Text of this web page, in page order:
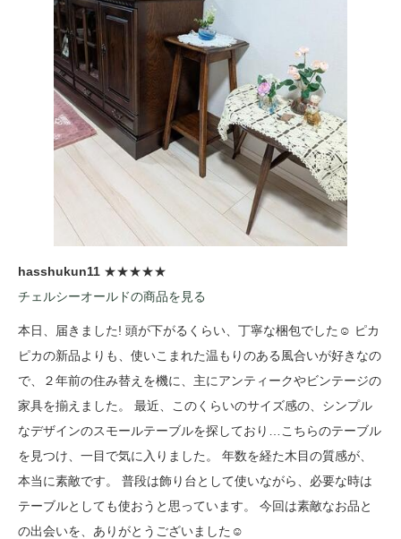
hasshukun11 ★★★★★
チェルシーオールドの商品を見る
本日、届きました! 頭が下がるくらい、丁寧な梱包でした☺️ ピカ
ピカの新品よりも、使いこまれた温もりのある風合いが好きなの
で、２年前の住み替えを機に、主にアンティークやビンテージの
家具を揃えました。 最近、このくらいのサイズ感の、シンプル
なデザインのスモールテーブルを探しており…こちらのテーブル
を見つけ、一目で気に入りました。 年数を経た木目の質感が、
本当に素敵です。 普段は飾り台として使いながら、必要な時は
テーブルとしても使おうと思っています。 今回は素敵なお品と
の出会いを、ありがとうございました☺️